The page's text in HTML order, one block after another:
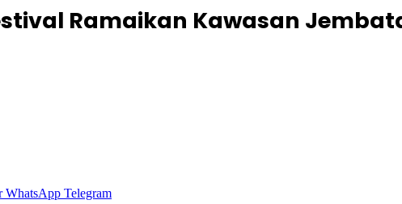
Ramaikan Kawasan
WhatsApp Telegram